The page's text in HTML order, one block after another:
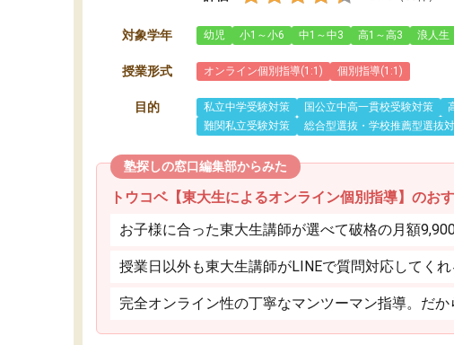
対象学年 幼児 小1～小6 中1～中3 高1～高3 浪人生
授業形式 オンライン個別指導(1:1) 個別指導(1:1)
目的 私立中学受験対策 国公立中高一貫校受験対策
難関私立受験対策
総合型選抜・学校推薦型選抜
塾探しの窓口編集部からみた
トウコベ【東大生によるオンライン個別指導】のお
お子様に合った東大生講師が選べて破格の月額
授業日以外も東大生講師がLINEで質問対応してくれ
完全オンライン性の丁寧なマンツーマン指導。だか